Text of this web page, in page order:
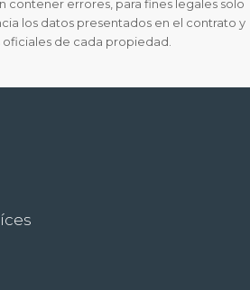
errores, para fines legales solo
los datos presentados en el contrato y
de cada propiedad.